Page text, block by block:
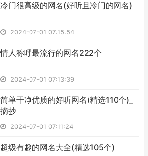
​冷门很高级的网名(好听且冷门的网名)
2024-07-01 07:15:54
​情人称呼最流行的网名222个
2024-07-01 07:13:39
​简单干净优质的好听网名(精选110个)_
摘抄
2024-07-01 07:11:24
​超级有趣的网名大全(精选105个)